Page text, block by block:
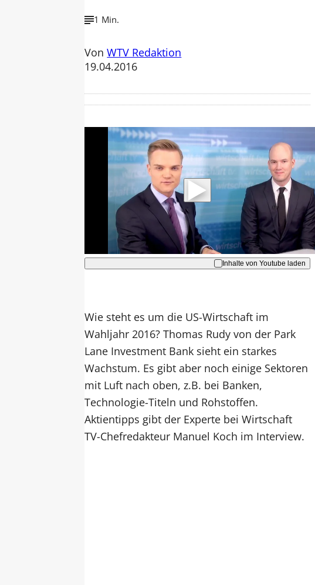
1 Min.
VonWTV Redaktion
19.04.2016
Mit der Wiedergabe dieses Videos
werden Daten an Youtube übertragen.
Hinweise dazu erhalten Sie in der
Datenschutzerklärung .
Akzeptieren
Inhalte von Youtube laden
Wie steht es um die US-Wirtschaft im
Wahljahr 2016? Thomas Rudy von der Park
Lane Investment Bank sieht ein starkes
Wachstum. Es gibt aber noch einige Sektoren
mit Luft nach oben, z.B. bei Banken,
Technologie-Titeln und Rohstoffen.
Aktientipps gibt der Experte bei Wirtschaft
TV-Chefredakteur Manuel Koch im Interview.